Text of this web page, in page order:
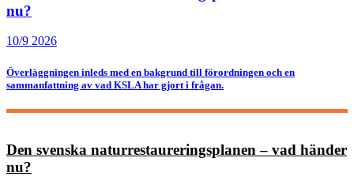
nu?
10/9 2026
Överläggningen inleds med en bakgrund till förordningen och en
sammanfattning av vad KSLA har gjort i frågan.
Den svenska naturrestaureringsplanen – vad händer
nu?